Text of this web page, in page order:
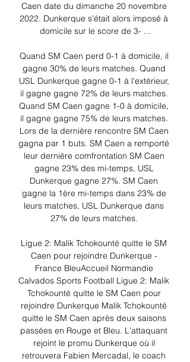
Caen date du dimanche 20 novembre
2022. Dunkerque s'était alors imposé à
domicile sur le score de 3- ...
Quand SM Caen perd 0-1 à domicile, il
gagne 30% de leurs matches. Quand
USL Dunkerque gagne 0-1 à l'extérieur,
il gagne gagne 72% de leurs matches.
Quand SM Caen gagne 1-0 à domicile,
il gagne gagne 75% de leurs matches.
Lors de la dernière rencontre SM Caen
gagna par 1 buts. SM Caen a remporté
leur dernière comfrontation SM Caen
gagne 23% des mi-temps, USL
Dunkerque gagne 27%. SM Caen
gagne la 1ère mi-temps dans 23% de
leurs matches, USL Dunkerque dans
27% de leurs matches.
Ligue 2: Malik Tchokounté quitte le SM
Caen pour rejoindre Dunkerque -
France BleuAccueil Normandie
Calvados Sports Football Ligue 2: Malik
Tchokounté quitte le SM Caen pour
rejoindre Dunkerque Malik Tchokounté
quitte le SM Caen après deux saisons
passées en Rouge et Bleu. L'attaquant
rejoint le promu Dunkerque où il
retrouvera Fabien Mercadal, le coach